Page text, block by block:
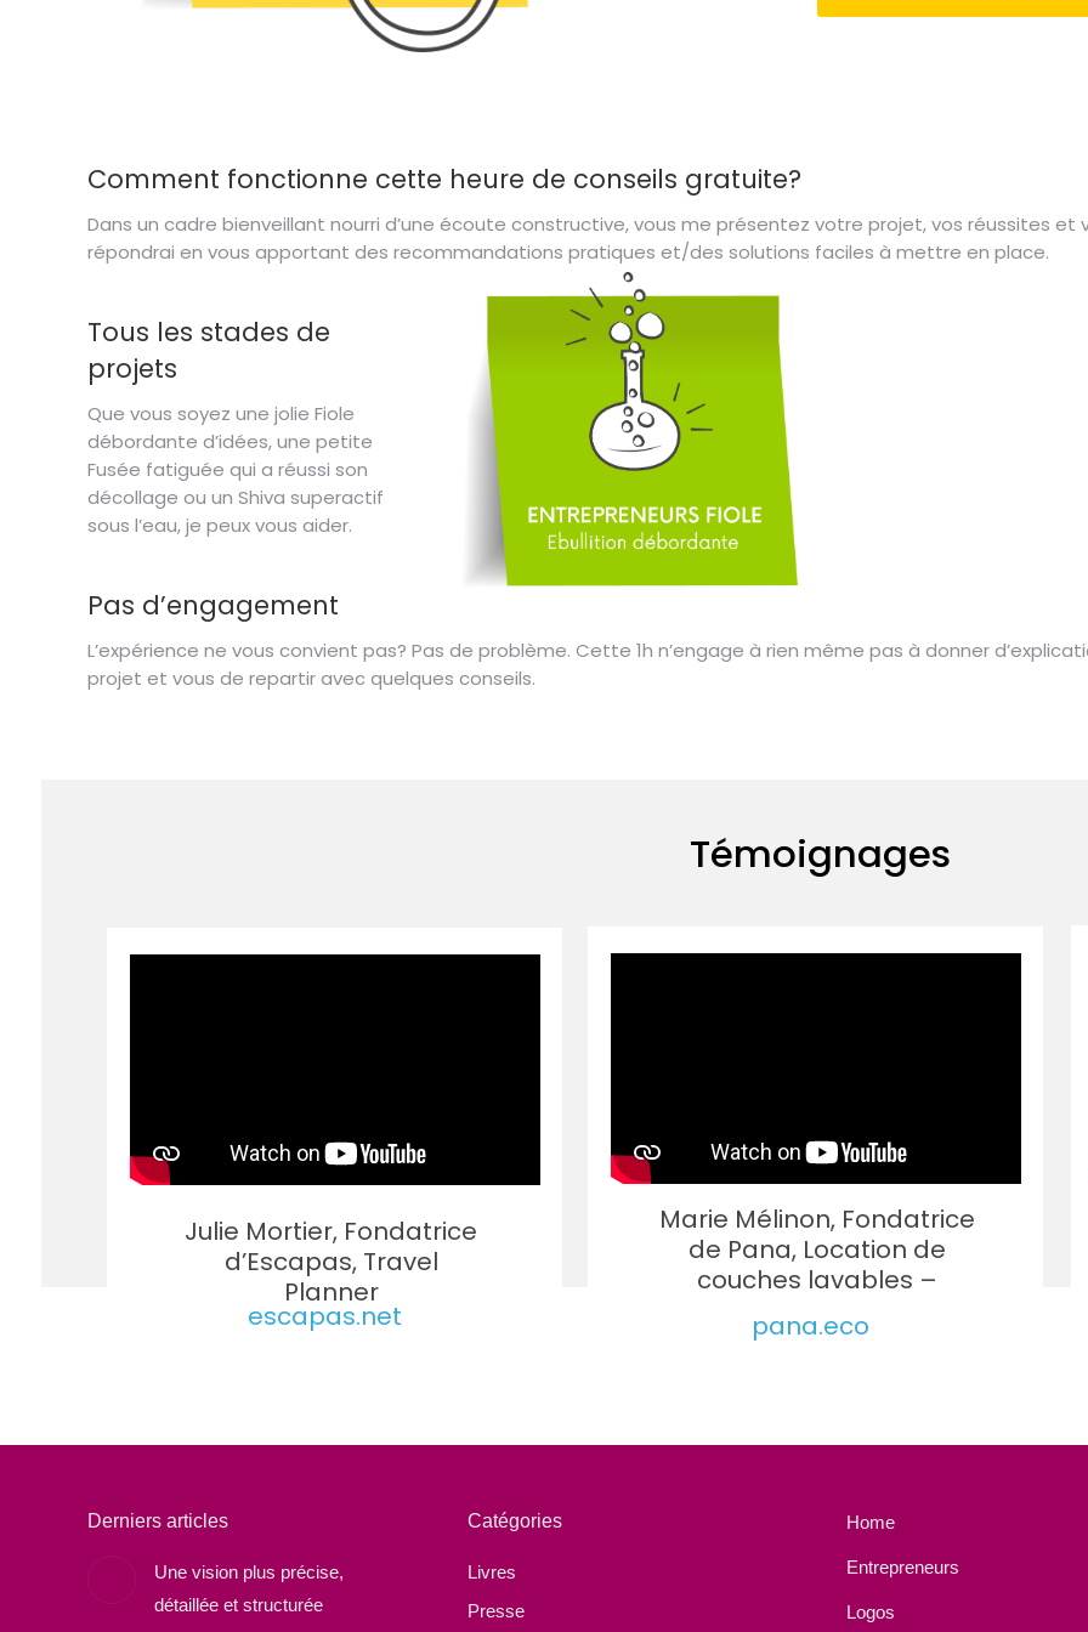
Comment fonctionne cette heure de conseils gratuite?
Dans un cadre bienveillant nourri d’une écoute constructive, vous me présentez votre projet, vos réussites et
répondrai en vous apportant des recommandations pratiques et/des solutions faciles à mettre en place.
Tous les stades de
projets
Que vous soyez une jolie Fiole
débordante d’idées, une petite
Fusée fatiguée qui a réussi son
décollage ou un Shiva superactif
sous l’eau, je peux vous aider.
Pas d’engagement
L’expérience ne vous convient pas? Pas de problème. Cette 1h n’engage à rien même pas à donner
projet et vous de repartir avec quelques conseils.
Témoignages
Julie Mortier, Fondatrice
d’Escapas, Travel
Planner
escapas.net
Marie Mélinon, Fondatrice
de Pana, Location de
couches lavables –
pana.eco
Derniers articles
Une vision plus précise,
détaillée et structurée
Catégories
Livres
Presse
Home
Entrepreneurs
Logos